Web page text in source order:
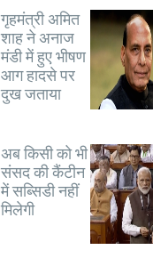
गृहमंत्री अमित
शाह ने अनाज
मंडी में हुए भीषण
आग हादसे पर
दुख जताया
अब किसी को भी
संसद की कैंटीन
में सब्सिडी नहीं
मिलेगी